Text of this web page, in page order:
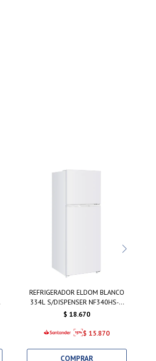
REFRIGERADOR ELDOM BLANCO
334L S/DISPENSER NF340HS-D
F.SECO INVERTER
$ 18.670
$ 15.870